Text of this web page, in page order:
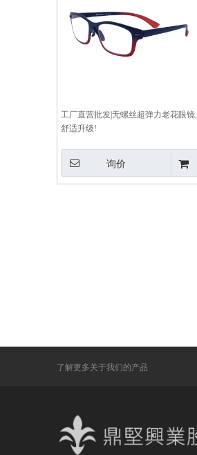
工厂直营批发|无螺丝超弹力老花眼镜,
舒适升级!
询价
了解更多关于我们的产品